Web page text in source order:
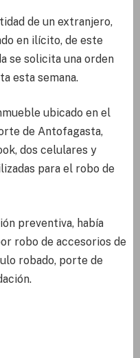
de un extranjero,
en ilícito, de este
se solicita una orden
esta semana.
ubicado en el
de Antofagasta,
dos celulares y
para el robo de
preventiva, había
robo de accesorios de
robado, porte de